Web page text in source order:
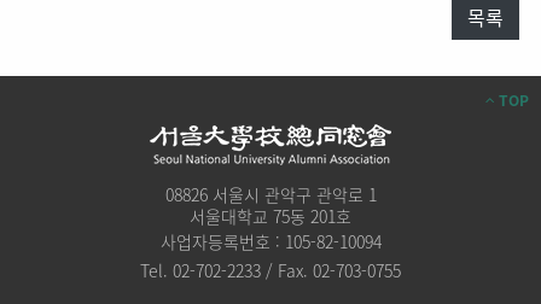
목록
TOP
08826 서울시 관악구 관악로 1
서울대학교 75동 201호
사업자등록번호 : 105-82-10094
Tel. 02-702-2233 / Fax. 02-703-0755